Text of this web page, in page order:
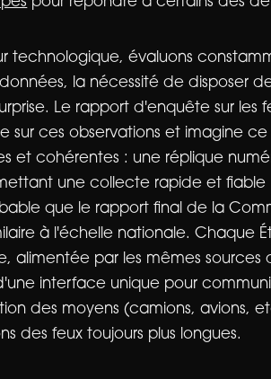
pour répondre à certains des
technologique, évaluons
la nécessité de disposer
Le rapport d'enquête sur les
sur ces observations et imagine
et cohérentes : une réplique
une collecte rapide et fiable
que le rapport final de la
à l'échelle nationale. Chaque
alimentée par les mêmes sources
interface unique pour
des moyens (camions, avions,
des feux toujours plus longues.